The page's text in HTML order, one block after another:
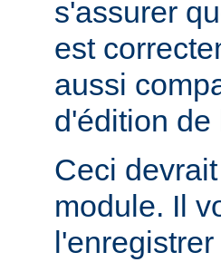
s'assurer
est
aussi
d'édition de
Ceci
module. Il